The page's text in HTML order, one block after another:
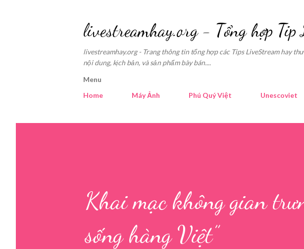
livestreamhay.org - Tổng hợp Tip
livestreamhay.org - Trang thông tin tổng hợp các Tips LiveStream hay
nội dung, kịch bản, và sản phẩm bày bán....
Menu
Home
Máy Ảnh Phú Quý Việt Unescoviet
Khai mạc không gian
sống hàng Việt”